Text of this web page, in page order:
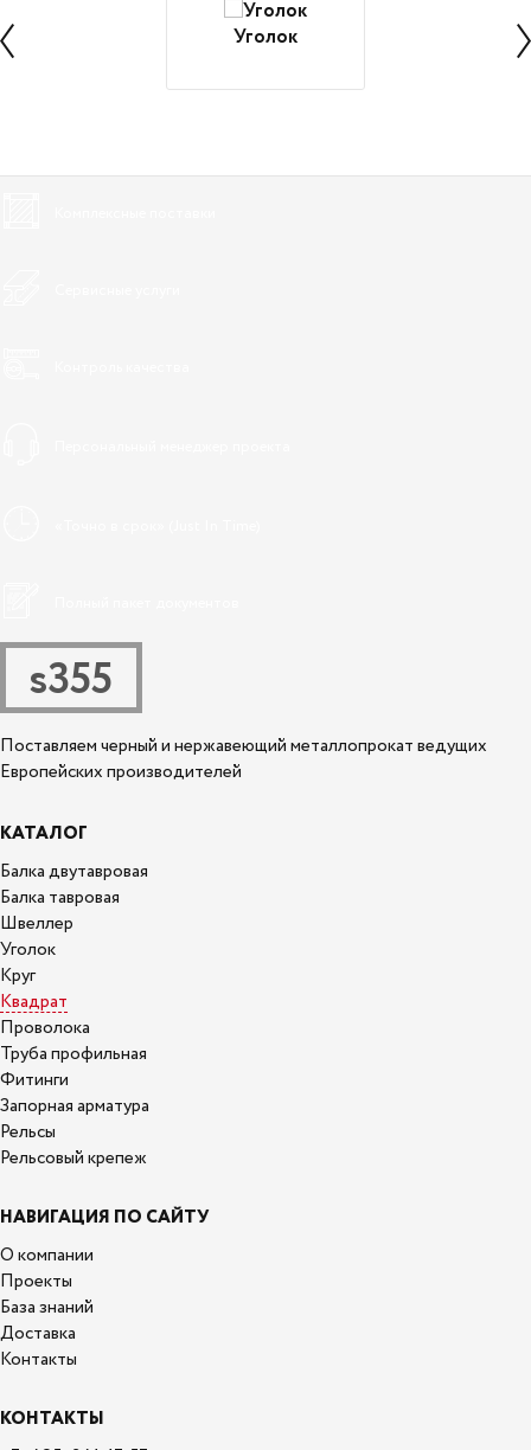
Уголок
s355
Поставляем черный и нержавеющий металлопрокат ведущих
Европейских производителей
КАТАЛОГ
Балка двутавровая
Балка тавровая
Швеллер
Уголок
Круг
Квадрат
Проволока
Труба профильная
Фитинги
Запорная арматура
Рельсы
Рельсовый крепеж
НАВИГАЦИЯ ПО САЙТУ
О компании
Проекты
База знаний
Доставка
Контакты
КОНТАКТЫ